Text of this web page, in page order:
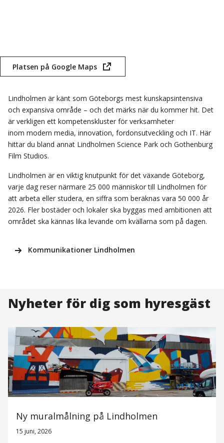
Platsen på Google Maps
(öppnas
nytt
fönster)
Lindholmen är känt som Göteborgs mest kunskapsintensiva
och expansiva område – och det märks när du kommer hit. Det
är verkligen ett kompetenskluster för verksamheter
inom modern media, innovation, fordonsutveckling och IT. Här
hittar du bland annat Lindholmen Science Park och Gothenburg
Film Studios.
Lindholmen är en viktig knutpunkt för det växande Göteborg,
varje dag reser närmare 25 000 människor till Lindholmen för
att arbeta eller studera, en siffra som beräknas vara 50 000 år
2026. Fler bostäder och lokaler ska byggas med ambitionen att
området ska kännas lika levande om kvällarna som på dagen.
Kommunikationer Lindholmen
Nyheter för dig som hyresgäst
Ny muralmålning på Lindholmen
15 juni, 2026